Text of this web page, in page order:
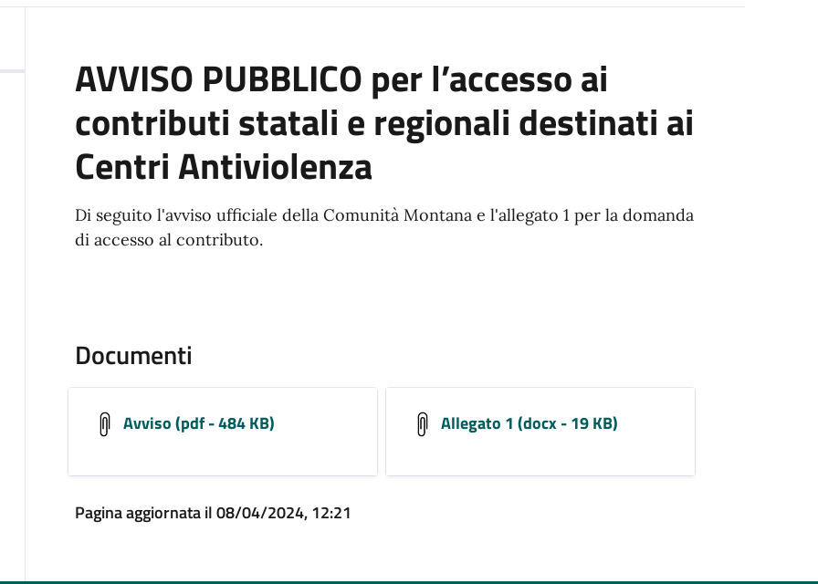
AVVISO PUBBLICO per l’accesso ai
contributi statali e regionali destinati ai
Centri Antiviolenza
Di seguito l'avviso ufficiale della Comunità Montana e l'allegato 1 per la domanda
di accesso al contributo.
Documenti
Avviso (pdf - 484 KB) Allegato 1 (docx - 19 KB)
Pagina aggiornata il 08/04/2024, 12:21